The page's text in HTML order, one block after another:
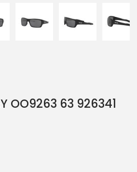
OO9263 63 926341